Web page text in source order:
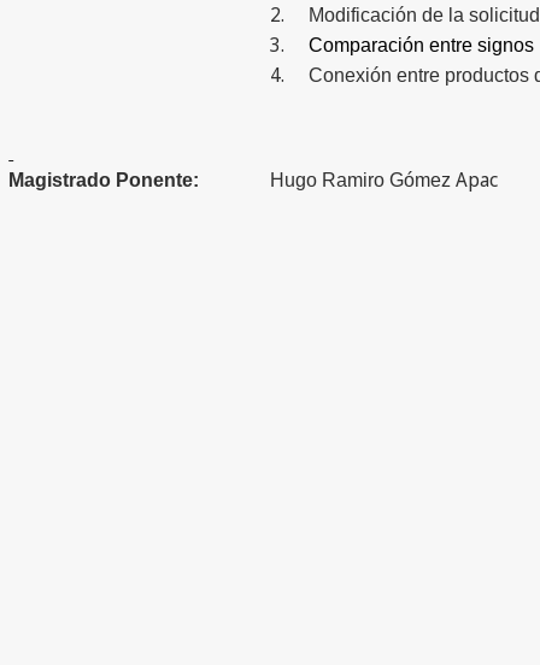
2. Modificación de la
3. Comparación entre
4. Conexión entre productos
Magistrado Ponente: Hugo Ramiro GómezApac